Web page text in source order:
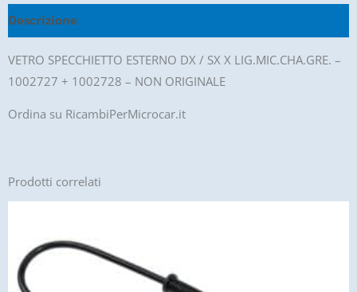
Non
quantità
Descrizione
VETRO SPECCHIETTO ESTERNO DX / SX X LIG.MIC.CHA.GRE. –
1002727 + 1002728 – NON ORIGINALE
Ordina su RicambiPerMicrocar.it
Prodotti correlati